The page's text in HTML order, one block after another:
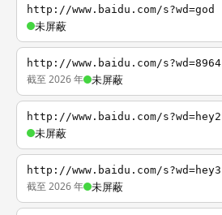
http://www.baidu.com/s?wd=god
未屏蔽
http://www.baidu.com/s?wd=8964
截至 2026 年 未屏蔽
http://www.baidu.com/s?wd=hey2
未屏蔽
http://www.baidu.com/s?wd=hey3
截至 2026 年 未屏蔽